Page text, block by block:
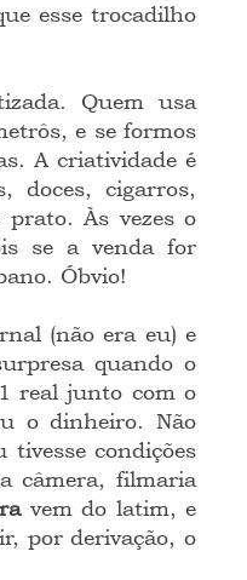
esse trocadilho
Quem usa
e se formos
A criatividade é
doces, cigarros,
Às vezes o
se a venda for
Óbvio!
(não era eu) e
quando o
real junto com o
o dinheiro. Não
tivesse condições
câmera, filmaria
vem do latim, e
por derivação, o